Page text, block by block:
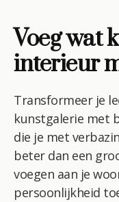
Voeg wat
interieur
Transformeer je
kunstgalerie met
die je met
beter dan een
voegen aan je
persoonlijkheid